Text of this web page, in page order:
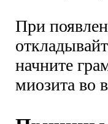
При
начните
миозита во